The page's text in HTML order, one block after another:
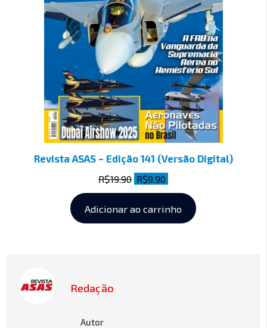
Revista ASAS – Edição 141 (Versão Digital)
R$19.90 R$9.90
Adicionar ao carrinho
Redação
Autor